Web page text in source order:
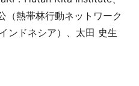
（熱帯林行動ネットワーク
ンドネシア）、太田 史生